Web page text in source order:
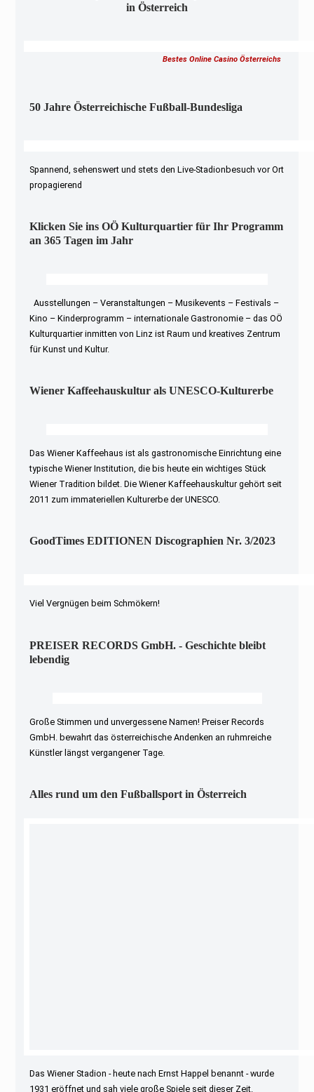
in Österreich
Bestes Online Casino Österreichs
50 Jahre Österreichische Fußball-Bundesliga
Spannend, sehenswert und stets den Live-Stadionbesuch vor Ort
propagierend
Klicken Sie ins OÖ Kulturquartier für Ihr Programm
an 365 Tagen im Jahr
Ausstellungen – Veranstaltungen – Musikevents – Festivals –
Kino – Kinderprogramm – internationale Gastronomie – das OÖ
Kulturquartier inmitten von Linz ist Raum und kreatives Zentrum
für Kunst und Kultur.
Wiener Kaffeehauskultur als UNESCO-Kulturerbe
Das Wiener Kaffeehaus ist als gastronomische Einrichtung eine
typische Wiener Institution, die bis heute ein wichtiges Stück
Wiener Tradition bildet. Die Wiener Kaffeehauskultur gehört seit
2011 zum immateriellen Kulturerbe der UNESCO.
GoodTimes EDITIONEN Discographien Nr. 3/2023
Viel Vergnügen beim Schmökern!
PREISER RECORDS GmbH. - Geschichte bleibt
lebendig
Große Stimmen und unvergessene Namen! Preiser Records
GmbH. bewahrt das österreichische Andenken an ruhmreiche
Künstler längst vergangener Tage.
Alles rund um den Fußballsport in Österreich
Das Wiener Stadion - heute nach Ernst Happel benannt - wurde
1931 eröffnet und sah viele große Spiele seit dieser Zeit.